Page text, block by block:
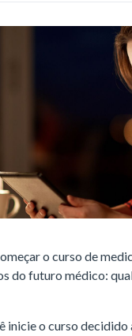
o curso de
do futuro médico:
inicie o curso